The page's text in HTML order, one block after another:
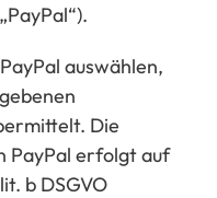
auswählen,
ermittelt. Die
PayPal erfolgt auf
b DSGVO